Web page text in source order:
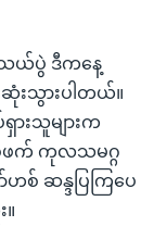
ယ်ပွဲ ဒီကနေ့
းသွားပါတယ်။
းသူများက
က် ကုလသမဂ္ဂ
စ် ဆန္ဒပြကြပေ